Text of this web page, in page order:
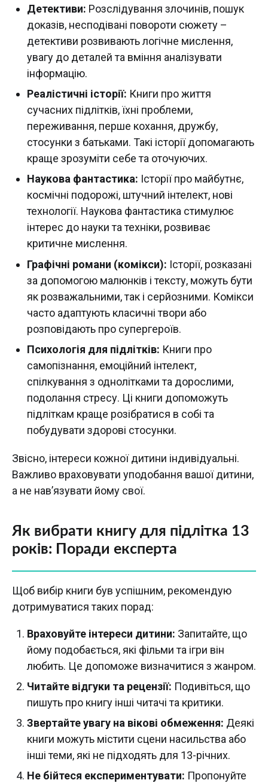
Детективи: Розслідування злочинів, пошук
доказів, несподівані повороти сюжету –
детективи розвивають логічне мислення,
увагу до деталей та вміння аналізувати
інформацію.
Реалістичні історії: Книги про життя
сучасних підлітків, їхні проблеми,
переживання, перше кохання, дружбу,
стосунки з батьками. Такі історії допомагають
краще зрозуміти себе та оточуючих.
Наукова фантастика: Історії про майбутнє,
космічні подорожі, штучний інтелект, нові
технології. Наукова фантастика стимулює
інтерес до науки та техніки, розвиває
критичне мислення.
Графічні романи (комікси): Історії, розказані
за допомогою малюнків і тексту, можуть бути
як розважальними, так і серйозними. Комікси
часто адаптують класичні твори або
розповідають про супергероїв.
Психологія для підлітків: Книги про
самопізнання, емоційний інтелект,
спілкування з однолітками та дорослими,
подолання стресу. Ці книги допоможуть
підліткам краще розібратися в собі та
побудувати здорові стосунки.
Звісно, інтереси кожної дитини індивідуальні.
Важливо враховувати уподобання вашої дитини,
а не нав’язувати йому свої.
Як вибрати книгу для підлітка 13
років: Поради експерта
Щоб вибір книги був успішним, рекомендую
дотримуватися таких порад:
Враховуйте інтереси дитини: Запитайте, що
йому подобається, які фільми та ігри він
любить. Це допоможе визначитися з жанром.
Читайте відгуки та рецензії: Подивіться, що
пишуть про книгу інші читачі та критики.
Звертайте увагу на вікові обмеження: Деякі
книги можуть містити сцени насильства або
інші теми, які не підходять для 13-річних.
Не бійтеся експериментувати: Пропонуйте